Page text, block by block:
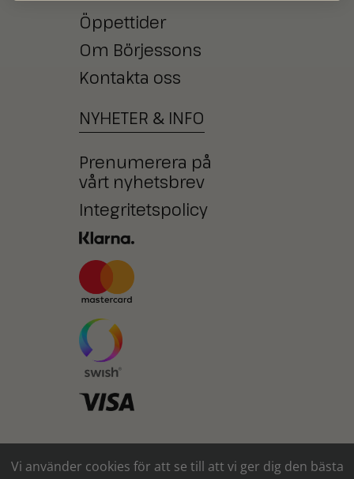
Öppettider
Om Börjessons
Kontakta oss
NYHETER & INFO
Prenumerera på
vårt nyhetsbrev
Integritetspolicy
kontanter* eller
Vi använder cookies för att se till att vi ger dig den bästa